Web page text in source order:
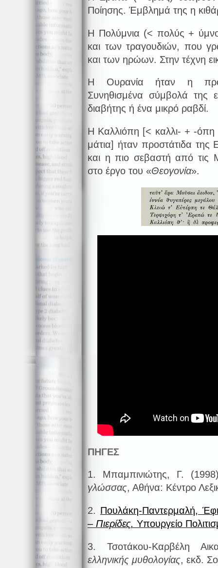
Ποίησης. Έμβλημά της η
Η Πολύμνια (< πολύς +
και των τραγουδιών, που
και των ηρώων. Στην τέχνη
Η Ουρανία ήταν η
Συνηθισμένα σύμβολά της
διαβήτης ή ένα μικρό ραβδί.
Η Καλλιόπη [< καλλι- + -
μάτια] ήταν προστάτιδα της
και η πιο σεβαστή από τις
στο έργο του «Θεογονία».
ΠΗΓΕΣ
1. Μπαμπινιώτης, Γ.
γλώσσας, Αθήνα: Κέντρο
2. Πουλάκη-Παντερμαλή,
– Πιερίδες. Υπουργείο
3. Τσοτάκου-Καρβέλη
ελληνικής μυθολογίας, εκδ.